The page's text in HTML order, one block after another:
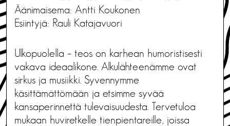
Äänimaisema: Antti Koukonen
Esiintyjä: Rauli Katajavuori
Ulkopuolella – teos on karhean humoristisesti
vakava ideaalikone. Alkulähteenämme ovat
sirkus ja musiikki. Syvennymme
käsittämättömään ja etsimme syvää
kansaperinnettä tulevaisuudesta. Tervetuloa
mukaan huviretkelle tienpientareille, joissa